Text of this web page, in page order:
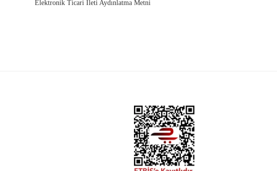
Elektronik Ticari İleti Aydınlatma Metni